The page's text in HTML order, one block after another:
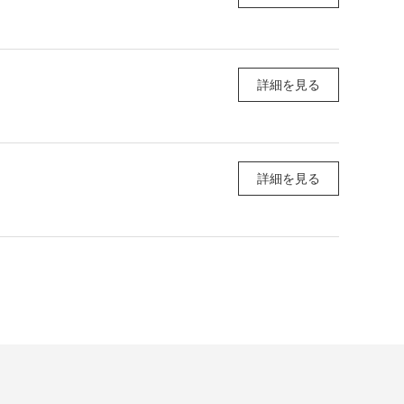
詳細を見る
詳細を見る